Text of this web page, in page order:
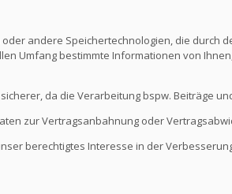
andere Speichertechnologien, die durch
Umfang bestimmte Informationen von
da die Verarbeitung bspw. Beiträge
zur Vertragsanbahnung oder
berechtigtes Interesse in der